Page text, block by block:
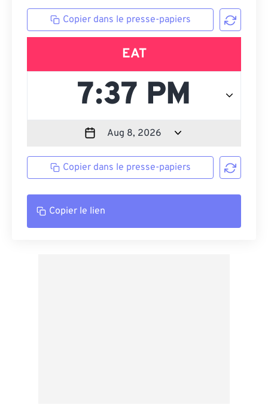
Copier dans le presse-papiers
EAT
Copier dans le presse-papiers
Copier le lien